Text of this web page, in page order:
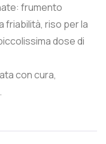
frumento
friabilità, riso per la
dose di
con cura,